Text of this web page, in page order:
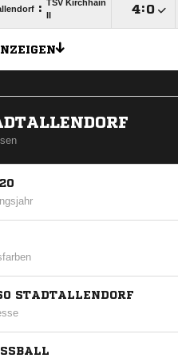
: TSV Kirchhain
:
STADTALLENDORF